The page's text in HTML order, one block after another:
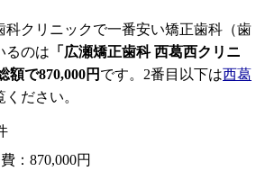
科クリニックで一番安い矯正歯科（歯
るのは 「広瀬矯正歯科 西葛西クリニ
額で870,000円 です。2番目以下は西葛
ください。
：870,000円